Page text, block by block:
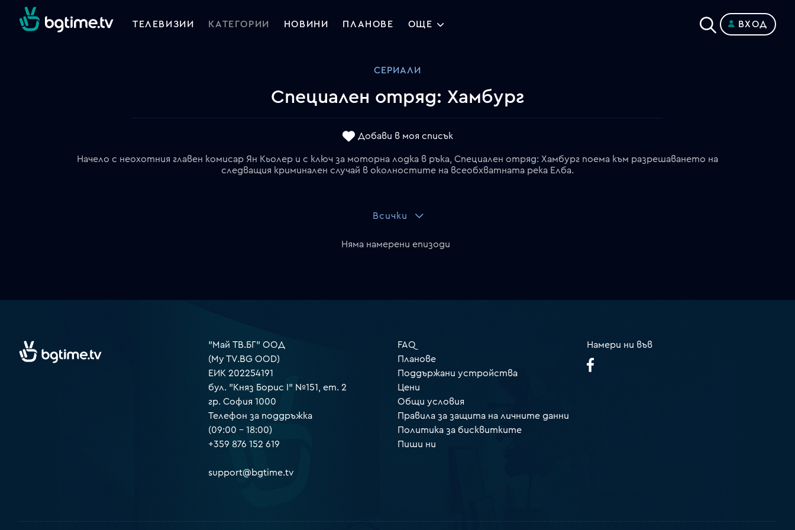
ТЕЛЕВИЗИИ КАТЕГОРИИ НОВИНИ ПЛАНОВЕ ОЩЕ ВХОД
СЕРИАЛИ
Специален отряд: Хамбург
Добави в моя списък
Начело с неохотния главен комисар Ян Кьолер и с ключ за моторна лодка в ръка, Специален отряд: Хамбург поема към разрешаването на
следващия криминален случай в околностите на всеобхватната река Елба.
Всички
Няма намерени епизоди
"Май ТВ.БГ" ООД
(My TV.BG OOD)
ЕИК 202254191
бул. "Княз Борис I" №151, ет. 2
гр. София 1000
Телефон за поддръжка
(09:00 – 18:00)
+359 876 152 619
support@bgtime.tv
FAQ
Планове
Поддържани устройства
Цени
Общи условия
Правила за защита на личните данни
Политика за бисквитките
Пиши ни
Намери ни във